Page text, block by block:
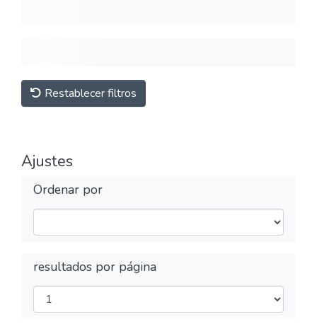
Restablecer filtros
Ajustes
Ordenar por
resultados por página